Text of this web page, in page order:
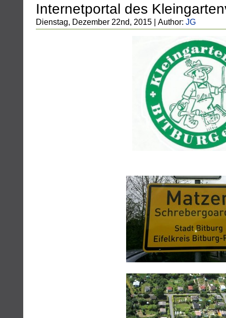
Internetportal des
Dienstag, Dezember 22nd, 2015 | Author: JG